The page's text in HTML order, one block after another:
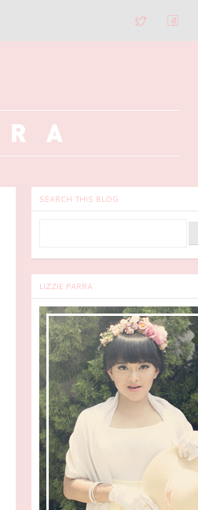
SEARCH THIS BLOG
LIZZIE PARRA